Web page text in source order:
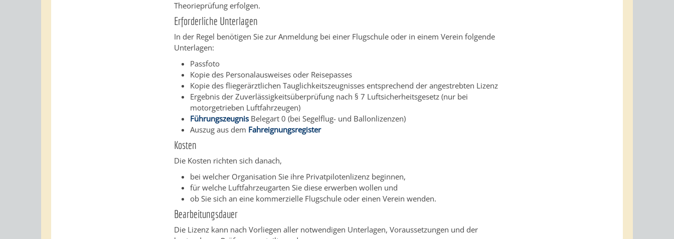
Theorieprüfung erfolgen.
Erforderliche Unterlagen
In der Regel benötigen Sie zur Anmeldung bei einer Flugschule oder in einem Verein folgende
Unterlagen:
Passfoto
Kopie des Personalausweises oder Reisepasses
Kopie des fliegerärztlichen Tauglichkeitszeugnisses entsprechend der angestrebten Lizenz
Ergebnis der Zuverlässigkeitsüberprüfung nach § 7 Luftsicherheitsgesetz (nur bei
motorgetrieben Luftfahrzeugen)
Führungszeugnis Belegart 0 (bei Segelflug- und Ballonlizenzen)
Auszug aus dem Fahreignungsregister
Kosten
Die Kosten richten sich danach,
bei welcher Organisation Sie ihre Privatpilotenlizenz beginnen,
für welche Luftfahrzeugarten Sie diese erwerben wollen und
ob Sie sich an eine kommerzielle Flugschule oder einen Verein wenden.
Bearbeitungsdauer
Die Lizenz kann nach Vorliegen aller notwendigen Unterlagen, Voraussetzungen und der